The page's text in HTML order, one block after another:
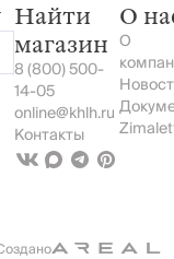
Найти
магазин
8 (800) 500-
14-05
online@khlh.ru
Контакты
О
О